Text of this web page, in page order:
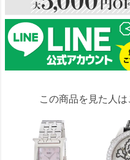
この商品を見た人